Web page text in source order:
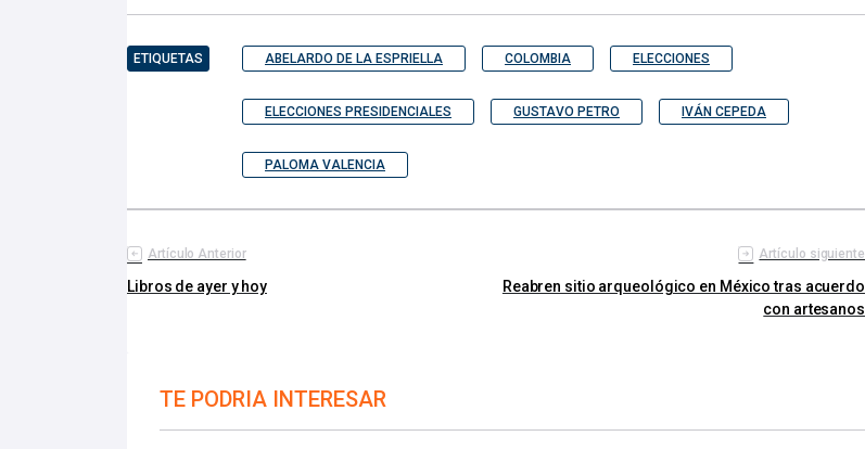
ETIQUETAS ABELARDO DE LA ESPRIELLA COLOMBIA ELECCIONES
ELECCIONES PRESIDENCIALES GUSTAVO PETRO IVÁN CEPEDA
PALOMA VALENCIA
Artículo Anterior
Libros de ayer y hoy
Artículo siguiente
Reabren sitio arqueológico en México tras acuerdo
con artesanos
TE PODRIA INTERESAR